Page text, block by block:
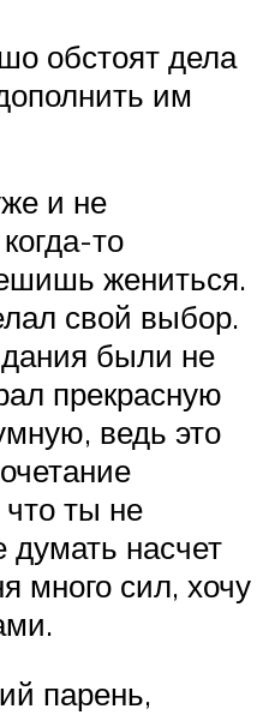
обстоят дела
им
и не
то
жениться.
свой выбор.
были не
прекрасную
ведь это
ты не
думать насчет
много сил, хочу
парень,